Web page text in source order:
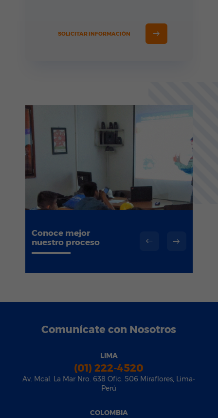
SOLICITAR INFORMACIÓN
Conoce mejor
nuestro proceso
Comunícate con Nosotros
LIMA
(01) 222-4520
Av. Mcal. La Mar Nro. 638 Ofic. 506 Miraflores, Lima-
Perú
COLOMBIA